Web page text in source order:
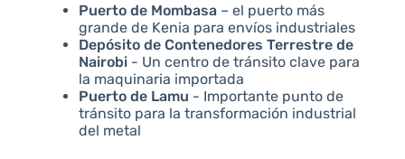
Puerto de Mombasa– el puerto más
grande de Kenia para envíos industriales
Depósito de Contenedores Terrestre de
Nairobi- Un centro de tránsito clave para
la maquinaria importada
Puerto de Lamu - Importante punto de
tránsito para la transformación industrial
del metal